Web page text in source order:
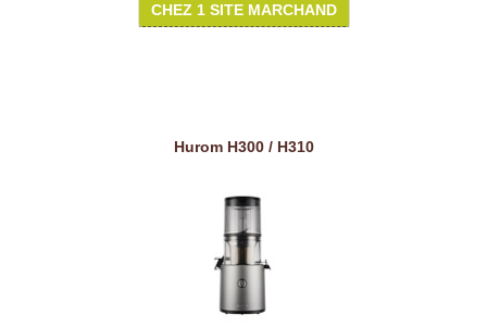
CHEZ 1 SITE MARCHAND
Hurom H300 / H310